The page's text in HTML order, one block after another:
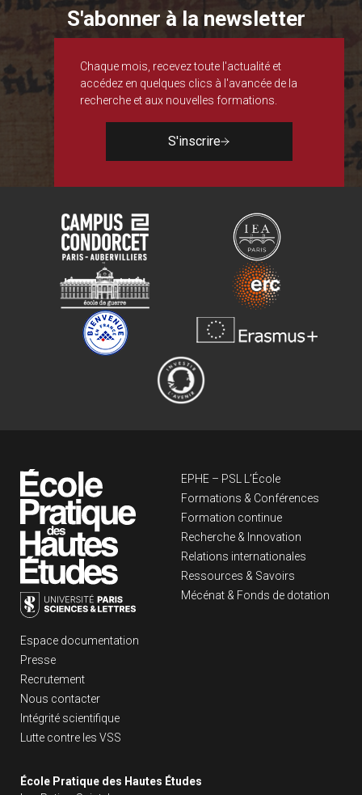
S'abonner à la newsletter
Chaque mois, recevez toute l'actualité et
accédez en quelques clics à l'avancée de la
recherche et aux nouvelles formations.
S'inscrire
Navigation
EPHE – PSL L’École
Formations & Conférences
Formation continue
Recherche & Innovation
Relations internationales
Ressources & Savoirs
Mécénat & Fonds de dotation
Liens footer
Espace documentation
Presse
Recrutement
Nous contacter
Intégrité scientifique
Lutte contre les VSS
École Pratique des Hautes Études